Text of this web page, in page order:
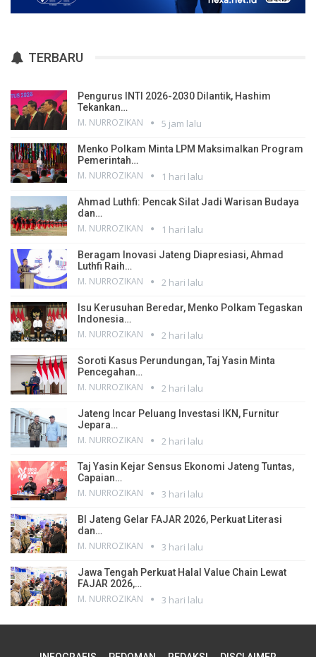
TERBARU
Pengurus INTI 2026-2030 Dilantik, Hashim
Tekankan…
M. NURROZIKAN 5 jam lalu
Menko Polkam Minta LPM Maksimalkan Program
Pemerintah…
M. NURROZIKAN 1 hari lalu
Ahmad Luthfi: Pencak Silat Jadi Warisan Budaya
dan…
M. NURROZIKAN 1 hari lalu
Beragam Inovasi Jateng Diapresiasi, Ahmad
Luthfi Raih…
M. NURROZIKAN 2 hari lalu
Isu Kerusuhan Beredar, Menko Polkam Tegaskan
Indonesia…
M. NURROZIKAN 2 hari lalu
Soroti Kasus Perundungan, Taj Yasin Minta
Pencegahan…
M. NURROZIKAN 2 hari lalu
Jateng Incar Peluang Investasi IKN, Furnitur
Jepara…
M. NURROZIKAN 2 hari lalu
Taj Yasin Kejar Sensus Ekonomi Jateng Tuntas,
Capaian…
M. NURROZIKAN 3 hari lalu
BI Jateng Gelar FAJAR 2026, Perkuat Literasi
dan…
M. NURROZIKAN 3 hari lalu
Jawa Tengah Perkuat Halal Value Chain Lewat
FAJAR 2026,…
M. NURROZIKAN 3 hari lalu